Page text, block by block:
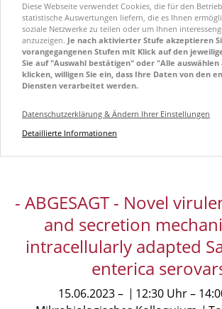
Diese Webseite verwendet Cookies, die für den
statistische Auswertungen liefern, die es Ihnen
soziale Netzwerke zu teilen oder um Ihnen
anzuzeigen. Je nach aktivierter Stufe akzeptieren
vorangegangenen Stufen mit Klick auf den
Sie auf "Auswahl bestätigen" oder "Alle
klicken, willigen Sie ein, dass Ihre Daten von den
Diensten verarbeitet werden.
Datenschutzerklärung & Ändern Ihrer Einstellungen
Detaillierte Informationen
- ABGESAGT - Novel
and secretion
intracellularly adapted
enterica
15.06.2023 12:30 Uhr